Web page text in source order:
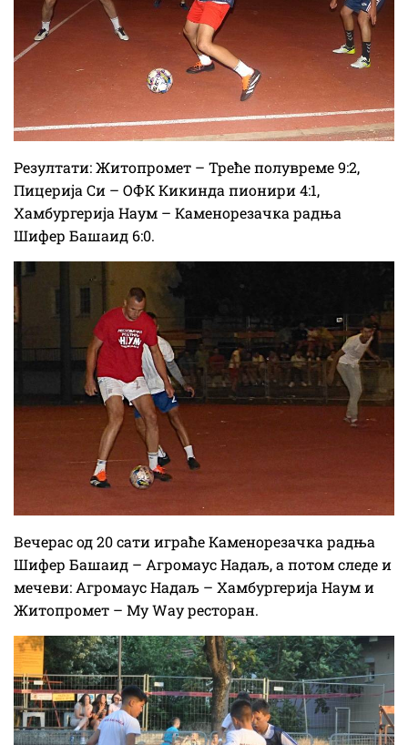
Резултати: Житопромет – Треће полувреме 9:2,
Пицерија Си – ОФК Кикинда пионири 4:1,
Хамбургерија Наум – Каменорезачка радња
Шифер Башаид 6:0.
Вечерас од 20 сати играће Каменорезачка радња
Шифер Башаид – Агромаус Надаљ, а потом следе и
мечеви: Агромаус Надаљ – Хамбургерија Наум и
Житопромет – Мy Wаy ресторан.